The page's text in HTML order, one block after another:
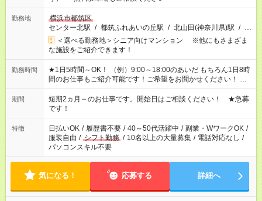
勤務地
横浜市都筑区
センター北駅 / 都筑ふれあいの丘駅 / 北山田(神奈川県)駅 / …
＜選べる勤務地＞シニア向けマンション ※他にもさまざま
な施設をご紹介できます！
勤務時間
★1日5時間～OK！ （例）9:00～18:00のあいだ もちろん1日8時
間のお仕事もご紹介可能です！ご希望をお聞かせください！ ★
家庭の都合でお休みが必要な場合も遠慮なくご相談ください。
※週最低15時間以上の勤務が必要です
期間
短期2ヵ月～のお仕事です。開始日はご相談ください！ ★急募
です！
特徴 日払いOK / 履歴書不要 / 40～50代活躍中 / 副業・WワークOK /
服装自由 / シフト勤務 / 10名以上の大量募集 / 電話対応なし /
パソコンスキル不要
気になる！ 応募する 詳細へ